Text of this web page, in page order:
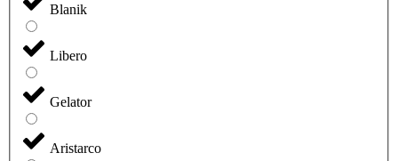
Blanik
Libero
Gelator
Aristarco